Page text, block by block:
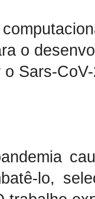
o
Sars-
lo,